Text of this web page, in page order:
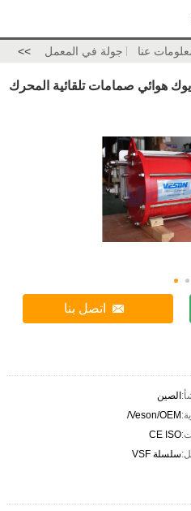
عنا جولة في المعمل >>
هوائي صمامات تلقائية المحرك
اتصل بنا
الصين
Veson/OEM/
CE ISO
سلسلة VSF